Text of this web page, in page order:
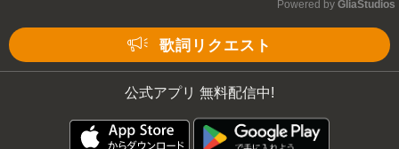
Powered by GliaStudios
歌詞リクエスト
公式アプリ 無料配信中!